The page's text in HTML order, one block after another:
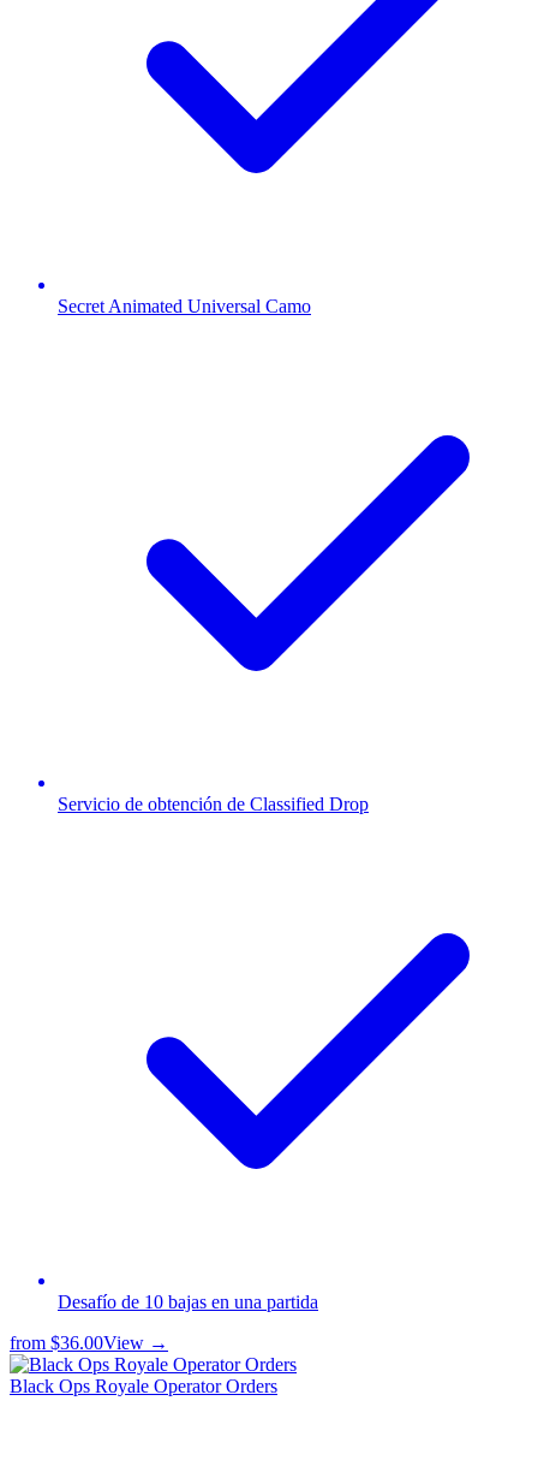
Secret Animated Universal Camo
Servicio de obtención de Classified Drop
Desafío de 10 bajas en una partida
from $36.00View →
Black Ops Royale Operator Orders